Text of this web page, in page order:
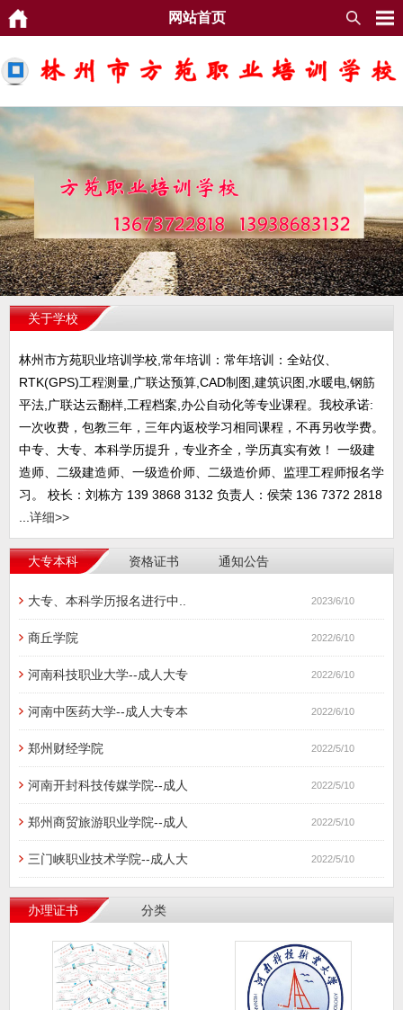
网站首页
关于学校
林州市方苑职业培训学校,常年培训：常年培训：全站仪、
RTK(GPS)工程测量,广联达预算,CAD制图,建筑识图,水暖电,钢筋
平法,广联达云翻样,工程档案,办公自动化等专业课程。我校承诺:
一次收费，包教三年，三年内返校学习相同课程，不再另收学费。
中专、大专、本科学历提升，专业齐全，学历真实有效！ 一级建
造师、二级建造师、一级造价师、二级造价师、监理工程师报名学
习。 校长：刘栋方 139 3868 3132 负责人：侯荣 136 7372 2818
...详细>>
大专本科 资格证书 通知公告
大专、本科学历报名进行中.. 2023/6/10
商丘学院 2022/6/10
河南科技职业大学--成人大专 2022/6/10
河南中医药大学--成人大专本 2022/6/10
郑州财经学院 2022/5/10
河南开封科技传媒学院--成人 2022/5/10
郑州商贸旅游职业学院--成人 2022/5/10
三门峡职业技术学院--成人大 2022/5/10
办理证书 分类